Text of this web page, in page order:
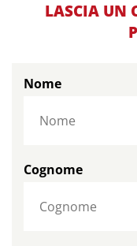
LASCIA UN
Nome
Cognome